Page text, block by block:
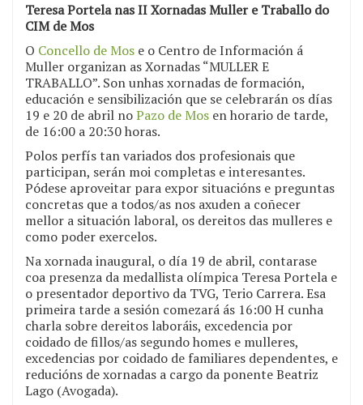
Teresa Portela nas II Xornadas Muller e Traballo do
CIM de Mos
O Concello de Mos e o Centro de Información á
Muller organizan as Xornadas “MULLER E
TRABALLO”. Son unhas xornadas de formación,
educación e sensibilización que se celebrarán os días
19 e 20 de abril noPazo de Mos en horario de tarde,
de 16:00 a 20:30 horas.
Polos perfís tan variados dos profesionais que
participan, serán moi completas e interesantes.
Pódese aproveitar para expor situacións e preguntas
concretas que a todos/as nos axuden a coñecer
mellor a situación laboral, os dereitos das mulleres e
como poder exercelos.
Na xornada inaugural, o día 19 de abril, contarase
coa presenza da medallista olímpica Teresa Portela e
o presentador deportivo da TVG, Terio Carrera. Esa
primeira tarde a sesión comezará ás 16:00 H cunha
charla sobre dereitos laboráis, excedencia por
coidado de fillos/as segundo homes e mulleres,
excedencias por coidado de familiares dependentes, e
reducións de xornadas a cargo da ponente Beatriz
Lago (Avogada).